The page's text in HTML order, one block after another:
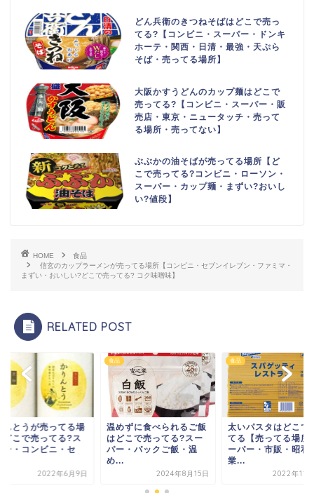
どん兵衛のきつねそばはどこで売っ
てる?【コンビニ・スーパー・ドンキ
ホーテ・関西・日清・最強・天ぷら
そば・売ってる場所】
大阪かすうどんのカップ麺はどこで
売ってる?【コンビニ・スーパー・販
売店・東京・ニュータッチ・売って
る場所・売ってない】
ぶぶかの油そばが売ってる場所【ど
こで売ってる?コンビニ・ローソン・
スーパー・カップ麺・まずい?おいし
い?値段】
HOME
食品
信玄のカップラーメンが売ってる場所【コンビニ・セブンイレブン・ファミマ・
まずい・おいしい?どこで売ってる? コク味噌味】
RELATED POST
んとうが売ってる場
どこで売ってる?ス
ー・コンビニ・セ
2022年6月9日
食品
温めずに食べられるご飯
はどこで売ってる?スー
パー・パックご飯・温
め...
2024年8月15日
食品
太いパスタはどこで
てる【売ってる場所
ーパー・市販・昭和
業...
2022年11